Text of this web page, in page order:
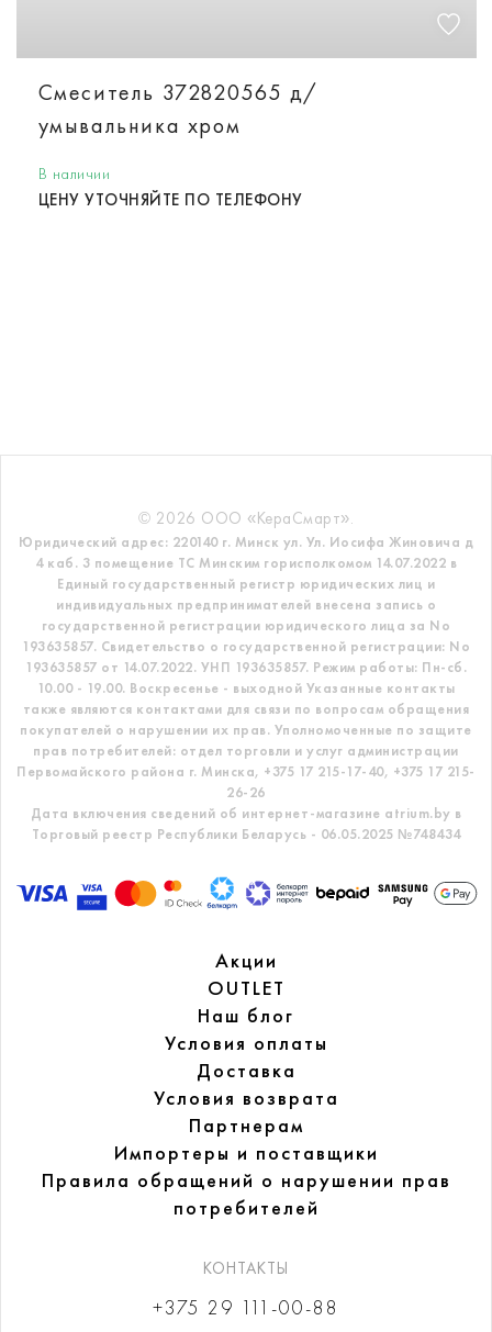
Смеситель 372820565 д/
умывальника хром
В наличии
ЦЕНУ УТОЧНЯЙТЕ ПО ТЕЛЕФОНУ
© 2026 ООО «КераСмарт».
Юридический адрес: 220140 г. Минск ул. Ул. Иосифа Жиновича д
4 каб. 3 помещение ТС Минским горисполкомом 14.07.2022 в
Единый государственный регистр юридических лиц и
индивидуальных предпринимателей внесена запись о
государственной регистрации юридического лица за No
193635857. Свидетельство о государственной регистрации: No
193635857 от 14.07.2022. УНП 193635857. Режим работы: Пн-сб.
10.00 - 19.00. Воскресенье - выходной Указанные контакты
также являются контактами для связи по вопросам обращения
покупателей о нарушении их прав. Уполномоченные по защите
прав потребителей: отдел торговли и услуг администрации
Первомайского района г. Минска, +375 17 215-17-40, +375 17 215-
26-26
Дата включения сведений об интернет-магазине atrium.by в
Торговый реестр Республики Беларусь - 06.05.2025 №748434
Акции
OUTLET
Наш блог
Условия оплаты
Доставка
Условия возврата
Партнерам
Импортеры и поставщики
Правила обращений о нарушении прав
потребителей
КОНТАКТЫ
+375 29 111-00-88